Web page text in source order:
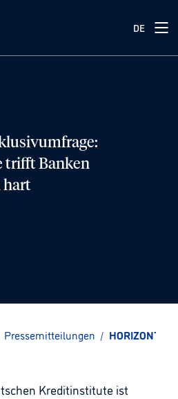
DE
trifft Banken
hart
Pressemitteilungen / HORIZONT-
Kreditinstitute ist